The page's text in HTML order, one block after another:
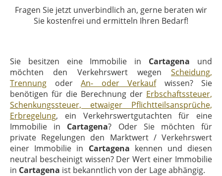
Fragen Sie jetzt unverbindlich an, gerne beraten wir
Sie kostenfrei und ermitteln Ihren Bedarf!
Sie besitzen eine Immobilie in Cartagena und
möchten den Verkehrswert wegen Scheidung,
Trennung oder An- oder Verkaufwissen? Sie
benötigen für die Berechnung der Erbschaftssteuer,
Schenkungssteuer, etwaiger Pflichtteilsansprüche,
Erbregelung, ein Verkehrswertgutachten für eine
Immobilie in Cartagena? Oder Sie möchten für
private Regelungen den Marktwert / Verkehrswert
einer Immobilie in Cartagena kennen und diesen
neutral bescheinigt wissen? Der Wert einer Immobilie
in Cartagena ist bekanntlich von der Lage abhängig.